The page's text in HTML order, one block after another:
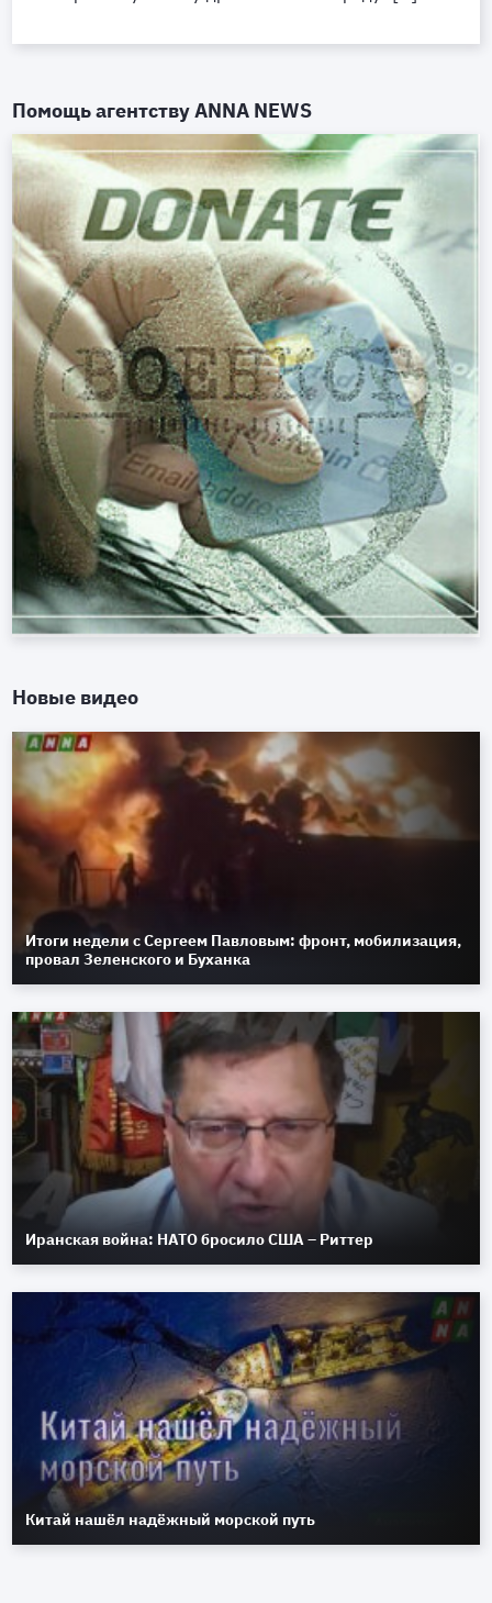
Помощь агентствуANNA NEWS
Новые видео
Итоги недели с Сергеем Павловым: фронт, мобилизация,
провал Зеленского и Буханка
Иранская война: НАТО бросило США – Риттер
Китай нашёл надёжный морской путь